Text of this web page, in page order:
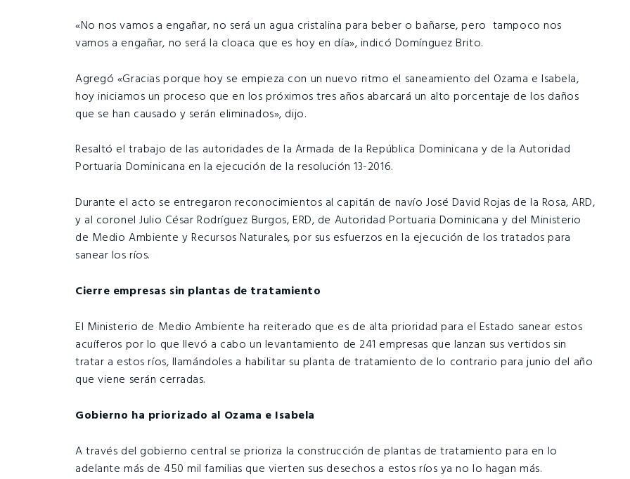
«No nos vamos a engañar, no será un agua cristalina para beber o bañarse, pero tampoco nos
vamos a engañar, no será la cloaca que es hoy en día», indicó Domínguez Brito.
Agregó «Gracias porque hoy se empieza con un nuevo ritmo el saneamiento del Ozama e Isabela,
hoy iniciamos un proceso que en los próximos tres años abarcará un alto porcentaje de los daños
que se han causado y serán eliminados», dijo.
Resaltó el trabajo de las autoridades de la Armada de la República Dominicana y de la Autoridad
Portuaria Dominicana en la ejecución de la resolución 13-2016.
Durante el acto se entregaron reconocimientos al capitán de navío José David Rojas de la Rosa, ARD,
y al coronel Julio César Rodríguez Burgos, ERD, de Autoridad Portuaria Dominicana y del Ministerio
de Medio Ambiente y Recursos Naturales, por sus esfuerzos en la ejecución de los tratados para
sanear los ríos.
Cierre empresas sin plantas de tratamiento
El Ministerio de Medio Ambiente ha reiterado que es de alta prioridad para el Estado sanear estos
acuíferos por lo que llevó a cabo un levantamiento de 241 empresas que lanzan sus vertidos sin
tratar a estos ríos, llamándoles a habilitar su planta de tratamiento de lo contrario para junio del año
que viene serán cerradas.
Gobierno ha priorizado al Ozama e Isabela
A través del gobierno central se prioriza la construcción de plantas de tratamiento para en lo
adelante más de 450 mil familias que vierten sus desechos a estos ríos ya no lo hagan más.